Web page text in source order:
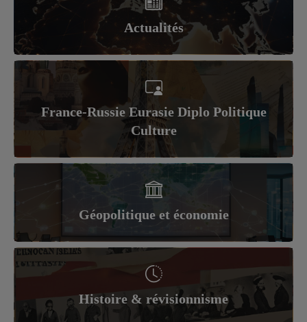
Actualités
France-Russie Eurasie Diplo Politique
Culture
Géopolitique et économie
Histoire & révisionnisme